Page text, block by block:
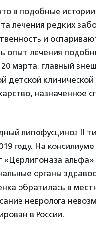
в подобные
лечения редких
и
опыт лечения
марта, главный
детской клинической
назначенное
липофусциноз II
году. На
«Церлипоназа
органы
обратилась в
невролога
в России.